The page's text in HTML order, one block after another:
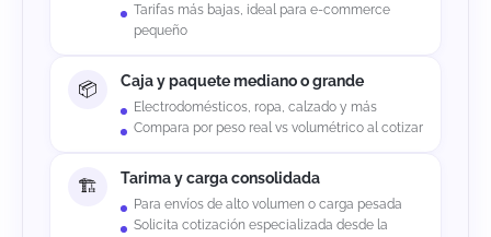
Tarifas más bajas, ideal para e-commerce
pequeño
Caja y paquete mediano o grande
Electrodomésticos, ropa, calzado y más
Compara por peso real vs volumétrico al cotizar
Tarima y carga consolidada
Para envíos de alto volumen o carga pesada
Solicita cotización especializada desde la